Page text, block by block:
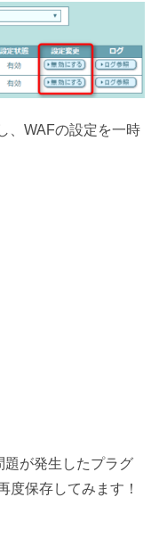
、WAFの設定を一時
題が発生したプラグ
度保存してみます！